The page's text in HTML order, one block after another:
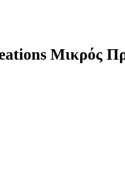
Μικρός